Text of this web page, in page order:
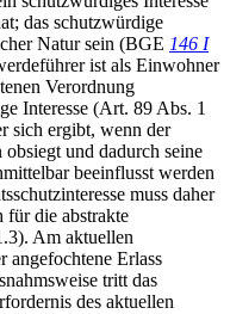
das schutzwürdige
Natur sein (BGE 146 I
ist als Einwohner
Verordnung
Interesse (Art. 89 Abs. 1
sich ergibt, wenn der
und dadurch seine
beeinflusst werden
muss daher
für die abstrakte
Am aktuellen
angefochtene Erlass
tritt das
des aktuellen